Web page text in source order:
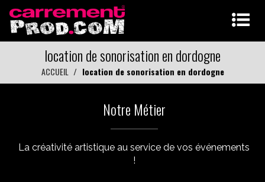
location de sonorisation en dordogne
ACCUEIL location de sonorisation en dordogne
Notre Métier
La créativité artistique au service de vos événements
!